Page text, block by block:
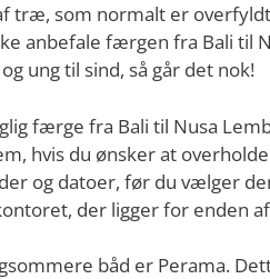
træ, som normalt er
anbefale færgen fra Bali til
ung til sind, så går det nok!
færge fra Bali til Nusa
hvis du ønsker at
og datoer, før du vælger
der ligger for enden af
båd er Perama.